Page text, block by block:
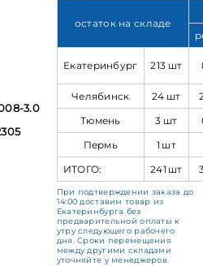
3.0
остаток на складе
Екатеринбург 213 шт
Челябинск 24 шт
Тюмень
3 шт
Пермь
1 шт
ИТОГО:
241 шт
При подтверждении заказа до
14:00 доставим товар из
Екатеринбурга без
предварительной оплаты к
утру следующего рабочего
дня. Сроки перемещения
между другими складами
уточняйте у менеджеров.